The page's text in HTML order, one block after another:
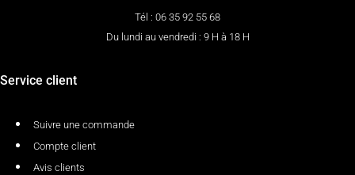
Tél : 06 35 92 55 68
Du lundi au vendredi : 9 H à 18 H
Service client
Suivre une commande
Compte client
Avis clients